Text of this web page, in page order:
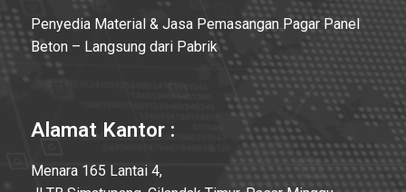
Penyedia Material & Jasa Pemasangan Pagar Panel
Beton – Langsung dari Pabrik
Alamat Kantor :
Menara 165 Lantai 4,